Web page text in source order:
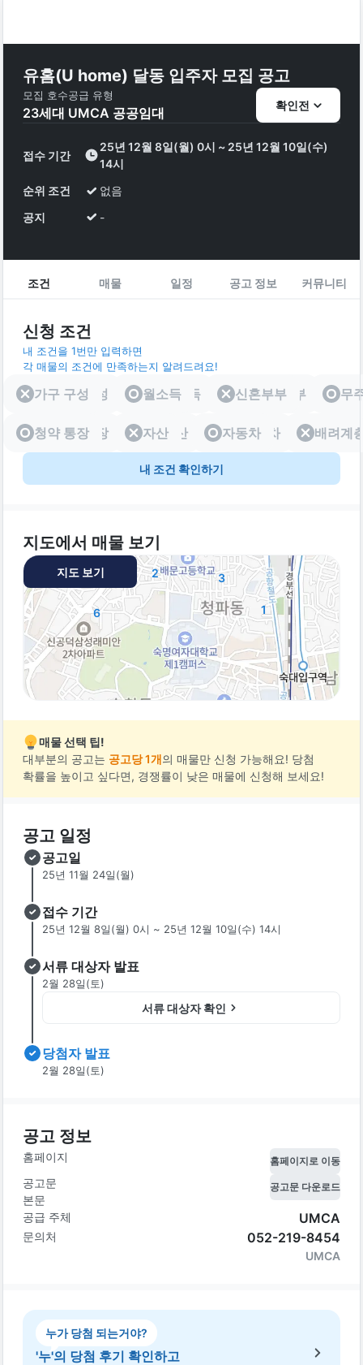
유홈(U home) 달동 입주자 모집 공고
모집 호수
23세대
공급 유형
UMCA 공공임대 확인전
접수 기간
25년 12월 8일(월) 0시 ~ 25년 12월 10일(수)
14시
순위 조건
없음
공지
-
조건 매물 일정 공고 정보 커뮤니티
신청 조건
내 조건을 1번만 입력하면
각 매물의 조건에 만족하는지 알려드려요!
가구 구성 월소득 신혼부부
가구 구성 월소득 신혼부부 무
청약 통장 자산 자동차 배려
청약 통장 자산 자동차 배려계
내 조건 확인하기
지도에서 매물 보기
6
2 3
1
지도 보기
매물 선택 팁!
대부분의 공고는 공고당 1개의 매물만 신청 가능해요! 당첨
확률을 높이고 싶다면, 경쟁률이 낮은 매물에 신청해 보세요!
공고 일정
공고일
25년 11월 24일(월)
접수 기간
25년 12월 8일(월) 0시 ~ 25년 12월 10일(수) 14시
서류 대상자 발표
2월 28일(토)
서류 대상자 확인
당첨자 발표
2월 28일(토)
공고 정보
홈페이지 홈페이지로 이동
공고문
본문
공고문 다운로드
공급 주체 UMCA
문의처 052-219-8454
UMCA
누가 당첨 되는거야?
'누'의 당첨 후기 확인하고